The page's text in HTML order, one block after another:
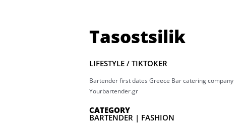
Tasostsilik
LIFESTYLE / TIKTOKER
Bartender first dates Greece Bar catering company
Yourbartender.gr
CATEGORY
BARTENDER | FASHION